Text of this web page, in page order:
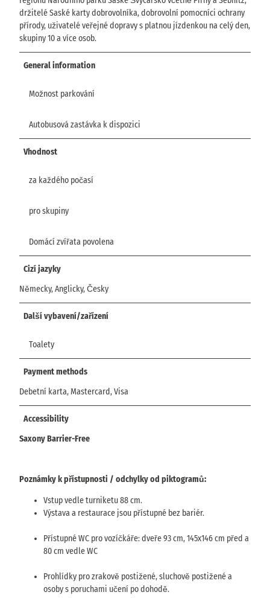
držitelé Saské karty dobrovolníka, dobrovolní pomocníci ochrany
přírody, uživatelé veřejné dopravy s platnou jízdenkou na celý den,
skupiny 10 a více osob.
General information
Možnost parkování
Autobusová zastávka k dispozici
Vhodnost
za každého počasí
pro skupiny
Domácí zvířata povolena
Cizí jazyky
Německy, Anglicky, Česky
Další vybavení/zařízení
Toalety
Payment methods
Debetní karta, Mastercard, Visa
Accessibility
Saxony Barrier-Free
Poznámky k přístupnosti / odchylky od piktogramů:
Vstup vedle turniketu 88 cm.
Výstava a restaurace jsou přístupné bez bariér.
Přístupné WC pro vozíčkáře: dveře 93 cm, 145x146 cm před a
80 cm vedle WC
Prohlídky pro zrakově postižené, sluchově postižené a
osoby s poruchami učení po dohodě.